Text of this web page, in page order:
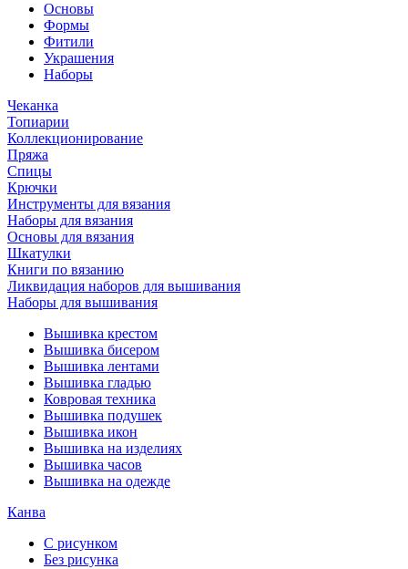
Основы
Формы
Фитили
Украшения
Наборы
Чеканка
Топиарии
Коллекционирование
Пряжа
Спицы
Крючки
Инструменты для вязания
Наборы для вязания
Основы для вязания
Шкатулки
Книги по вязанию
Ликвидация наборов для вышивания
Наборы для вышивания
Вышивка крестом
Вышивка бисером
Вышивка лентами
Вышивка гладью
Ковровая техника
Вышивка подушек
Вышивка икон
Вышивка на изделиях
Вышивка часов
Вышивка на одежде
Канва
С рисунком
Без рисунка